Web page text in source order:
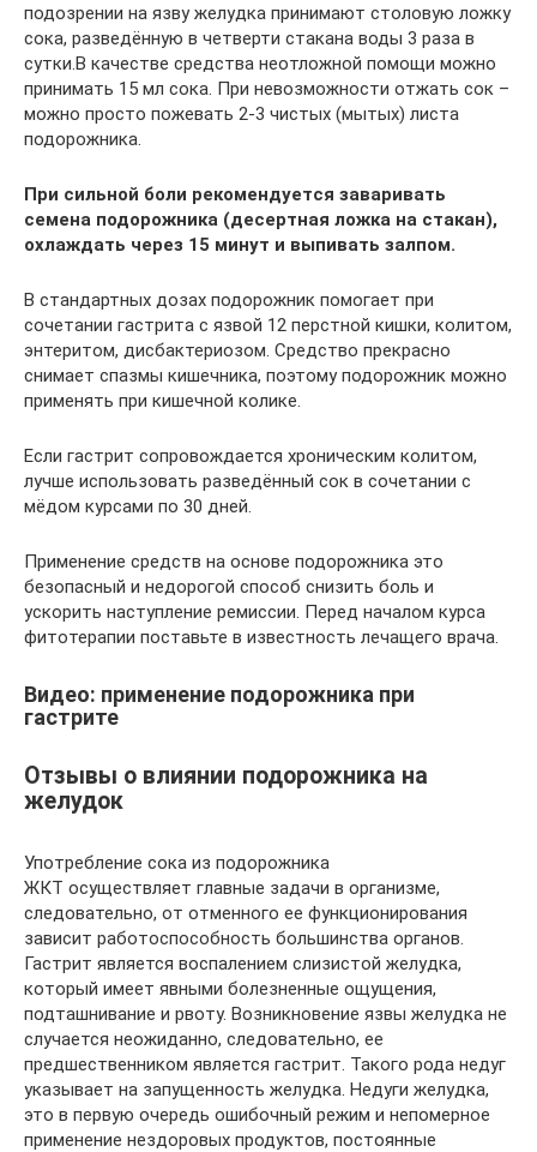
подозрении на язву желудка принимают столовую ложку
сока, разведённую в четверти стакана воды 3 раза в
сутки.В качестве средства неотложной помощи можно
принимать 15 мл сока. При невозможности отжать сок –
можно просто пожевать 2-3 чистых (мытых) листа
подорожника.
При сильной боли рекомендуется заваривать
семена подорожника (десертная ложка на стакан),
охлаждать через 15 минут и выпивать залпом.
В стандартных дозах подорожник помогает при
сочетании гастрита с язвой 12 перстной кишки, колитом,
энтеритом, дисбактериозом. Средство прекрасно
снимает спазмы кишечника, поэтому подорожник можно
применять при кишечной колике.
Если гастрит сопровождается хроническим колитом,
лучше использовать разведённый сок в сочетании с
мёдом курсами по 30 дней.
Применение средств на основе подорожника это
безопасный и недорогой способ снизить боль и
ускорить наступление ремиссии. Перед началом курса
фитотерапии поставьте в известность лечащего врача.
Видео: применение подорожника при
гастрите
Отзывы о влиянии подорожника на
желудок
Употребление сока из подорожника
ЖКТ осуществляет главные задачи в организме,
следовательно, от отменного ее функционирования
зависит работоспособность большинства органов.
Гастрит является воспалением слизистой желудка,
который имеет явными болезненные ощущения,
подташнивание и рвоту. Возникновение язвы желудка не
случается неожиданно, следовательно, ее
предшественником является гастрит. Такого рода недуг
указывает на запущенность желудка. Недуги желудка,
это в первую очередь ошибочный режим и непомерное
применение нездоровых продуктов, постоянные